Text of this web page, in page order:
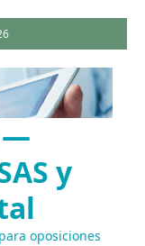
—
y
oposiciones